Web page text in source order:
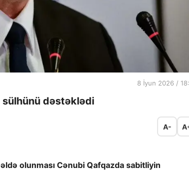
8 İyun 2026 /
sülhünü dəstəklədi
A-
olunması Cənubi Qafqazda sabitliyin